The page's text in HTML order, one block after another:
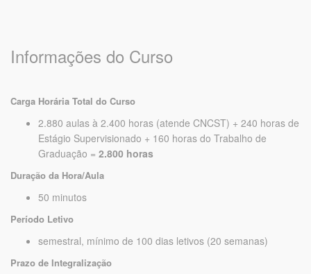
Informações do Curso
Carga Horária Total do Curso
2.880 aulas à 2.400 horas (atende CNCST) + 240 horas de
Estágio Supervisionado + 160 horas do Trabalho de
Graduação = 2.800 horas
Duração da Hora/Aula
50 minutos
Período Letivo
semestral, mínimo de 100 dias letivos (20 semanas)
Prazo de Integralização